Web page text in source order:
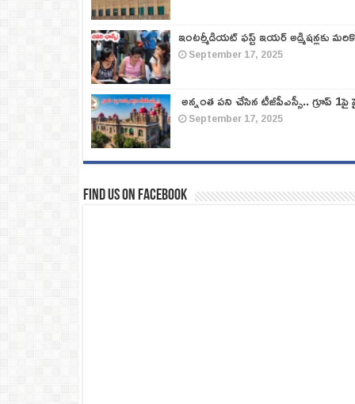
ఇంటర్మీడియట్ ఫస్ట్‌ ఇయర్‌ అడ్మిషన్లకు
September 17, 2025
అన్నంత పని చేసిన టీజీపీఎస్సీ.. గ్రూప్‌
September 17, 2025
Find us on Facebook